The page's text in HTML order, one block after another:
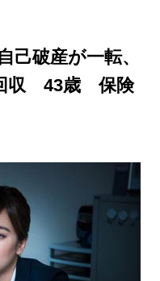
己破産が一転、
収 43歳 保険